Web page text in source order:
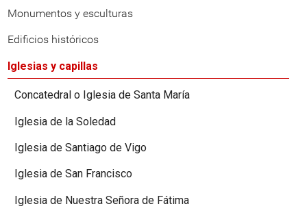
Monumentos y esculturas
Edificios históricos
Iglesias y capillas
Concatedral o Iglesia de Santa María
Iglesia de la Soledad
Iglesia de Santiago de Vigo
Iglesia de San Francisco
Iglesia de Nuestra Señora de Fátima